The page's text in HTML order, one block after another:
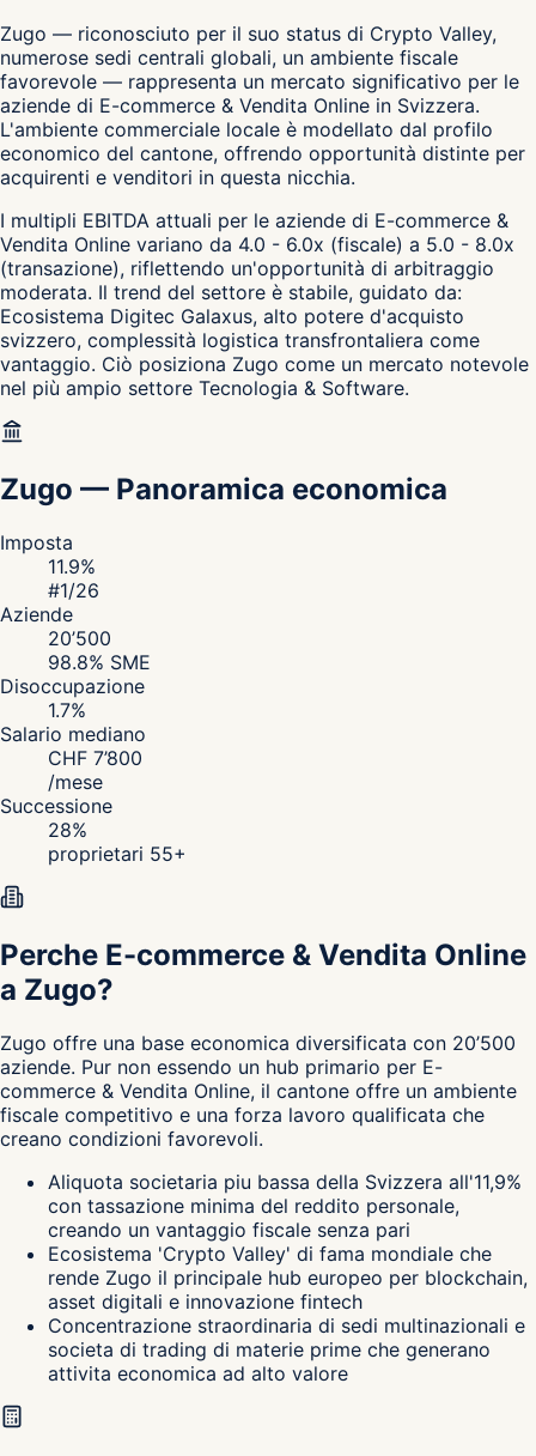
Zugo — riconosciuto per il suo status di Crypto Valley,
numerose sedi centrali globali, un ambiente fiscale
favorevole — rappresenta un mercato significativo per le
aziende di E-commerce & Vendita Online in Svizzera.
L'ambiente commerciale locale è modellato dal profilo
economico del cantone, offrendo opportunità distinte per
acquirenti e venditori in questa nicchia.
I multipli EBITDA attuali per le aziende di E-commerce &
Vendita Online variano da 4.0 - 6.0x (fiscale) a 5.0 - 8.0x
(transazione), riflettendo un'opportunità di arbitraggio
moderata. Il trend del settore è stabile, guidato da:
Ecosistema Digitec Galaxus, alto potere d'acquisto
svizzero, complessità logistica transfrontaliera come
vantaggio. Ciò posiziona Zugo come un mercato notevole
nel più ampio settore Tecnologia & Software.
Zugo — Panoramica economica
Imposta
11.9%
#1/26
Aziende
20’500
98.8% SME
Disoccupazione
1.7%
Salario mediano
CHF 7’800
/mese
Successione
28%
proprietari 55+
Perche E-commerce & Vendita Online
a Zugo?
Zugo offre una base economica diversificata con 20’500
aziende. Pur non essendo un hub primario per E-
commerce & Vendita Online, il cantone offre un ambiente
fiscale competitivo e una forza lavoro qualificata che
creano condizioni favorevoli.
Aliquota societaria piu bassa della Svizzera all'11,9%
con tassazione minima del reddito personale,
creando un vantaggio fiscale senza pari
Ecosistema 'Crypto Valley' di fama mondiale che
rende Zugo il principale hub europeo per blockchain,
asset digitali e innovazione fintech
Concentrazione straordinaria di sedi multinazionali e
societa di trading di materie prime che generano
attivita economica ad alto valore